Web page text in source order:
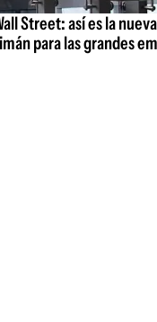
Street: así es la
para las grandes